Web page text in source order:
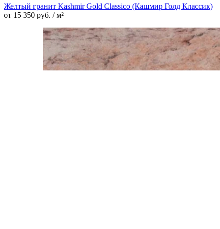
Желтый гранит Kashmir Gold Classico (Кашмир Голд Классик)
от 15 350 руб. / м²